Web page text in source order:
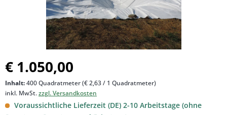
€ 1.050,00
Inhalt:400 Quadratmeter (€ 2,63 / 1 Quadratmeter)
inkl. MwSt.zzgl. Versandkosten
Voraussichtliche Lieferzeit (DE) 2-10 Arbeitstage (ohne